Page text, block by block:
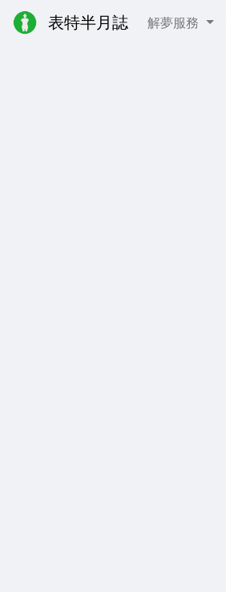
表特半月誌 解夢服務